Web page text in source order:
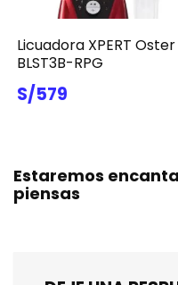
Licuadora XPERT Oster
BLST3B-RPG
S/579
Estaremos
piensas